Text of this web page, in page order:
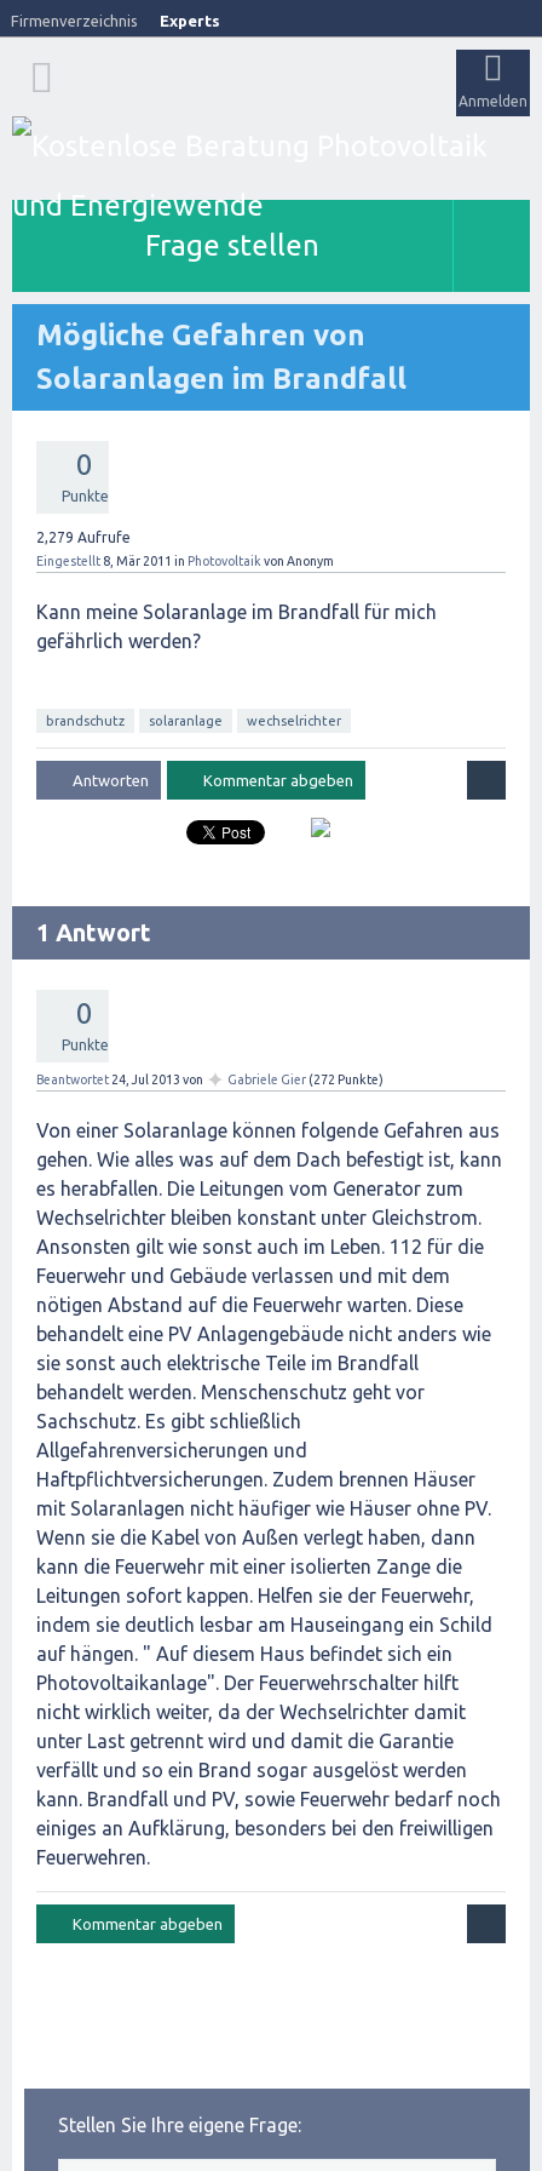
Firmenverzeichnis Experts
Anmelden
Frage stellen
Mögliche Gefahren von
Solaranlagen im Brandfall
0
Punkte
2,279 Aufrufe
Eingestellt 8, Mär 2011 in Photovoltaik von Anonym
Kann meine Solaranlage im Brandfall für mich
gefährlich werden?
brandschutz solaranlage wechselrichter
1 Antwort
0
Punkte
Beantwortet 24, Jul 2013 von ✦ Gabriele Gier (272 Punkte)
Von einer Solaranlage können folgende Gefahren aus
gehen. Wie alles was auf dem Dach befestigt ist, kann
es herabfallen. Die Leitungen vom Generator zum
Wechselrichter bleiben konstant unter Gleichstrom.
Ansonsten gilt wie sonst auch im Leben. 112 für die
Feuerwehr und Gebäude verlassen und mit dem
nötigen Abstand auf die Feuerwehr warten. Diese
behandelt eine PV Anlagengebäude nicht anders wie
sie sonst auch elektrische Teile im Brandfall
behandelt werden. Menschenschutz geht vor
Sachschutz. Es gibt schließlich
Allgefahrenversicherungen und
Haftpflichtversicherungen. Zudem brennen Häuser
mit Solaranlagen nicht häufiger wie Häuser ohne PV.
Wenn sie die Kabel von Außen verlegt haben, dann
kann die Feuerwehr mit einer isolierten Zange die
Leitungen sofort kappen. Helfen sie der Feuerwehr,
indem sie deutlich lesbar am Hauseingang ein Schild
auf hängen. " Auf diesem Haus befindet sich ein
Photovoltaikanlage". Der Feuerwehrschalter hilft
nicht wirklich weiter, da der Wechselrichter damit
unter Last getrennt wird und damit die Garantie
verfällt und so ein Brand sogar ausgelöst werden
kann. Brandfall und PV, sowie Feuerwehr bedarf noch
einiges an Aufklärung, besonders bei den freiwilligen
Feuerwehren.
Stellen Sie Ihre eigene Frage: